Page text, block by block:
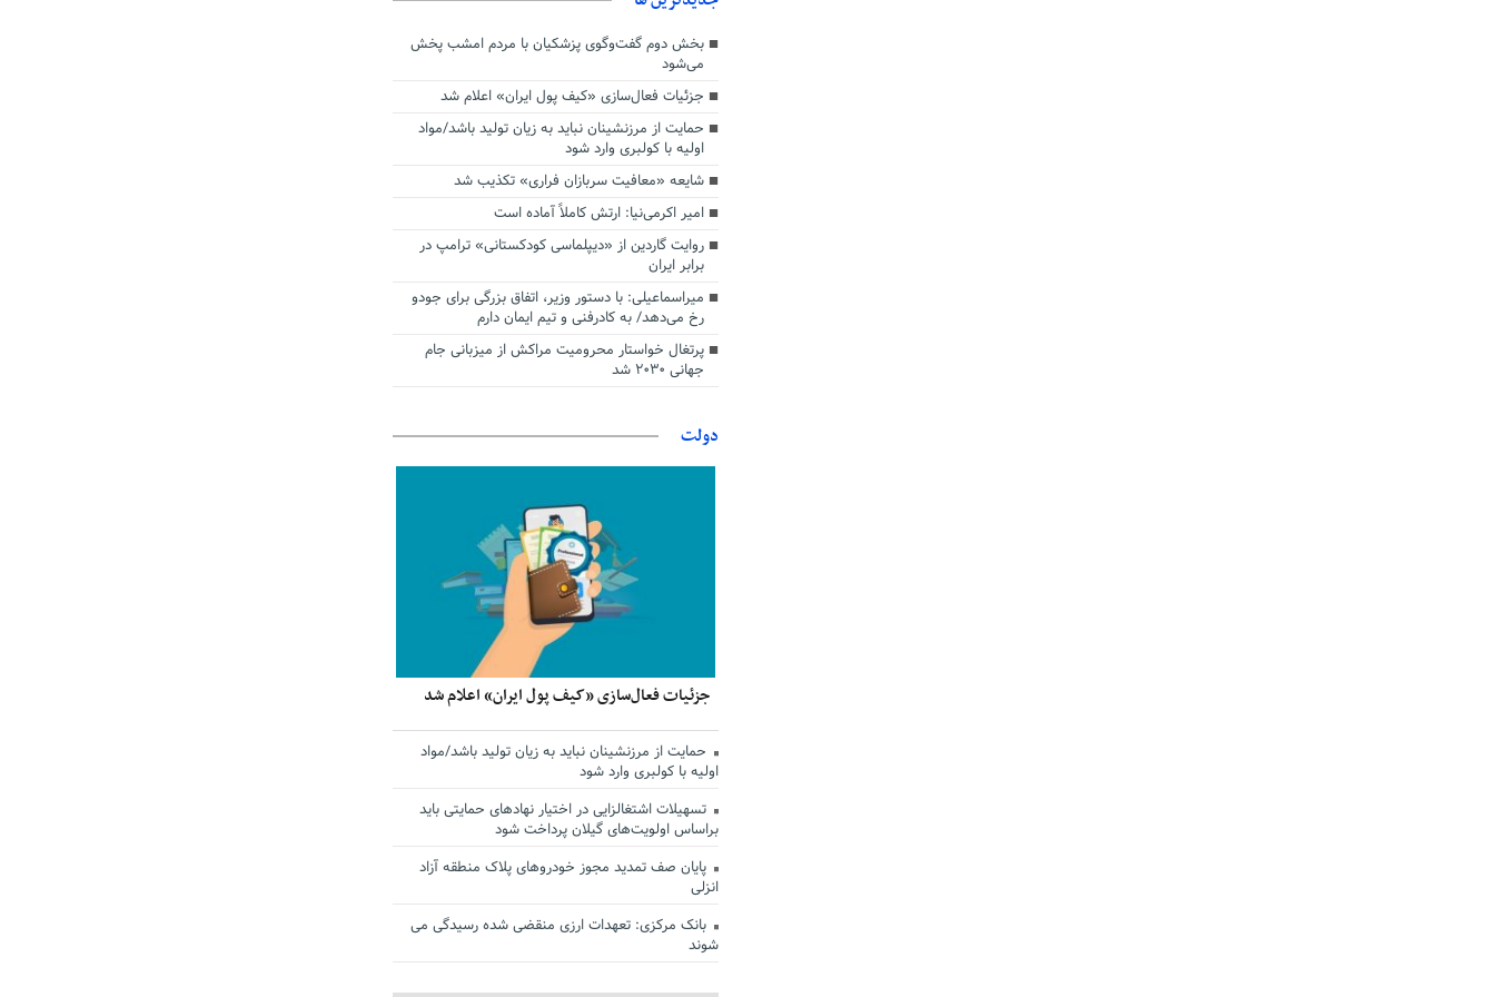
بخش دوم گفت‌وگوی پزشکیان با مردم امشب پخش
می‌شود
جزئیات فعال‌سازی «کیف پول ایران» اعلام شد
حمایت از مرزنشینان نباید به زیان تولید باشد/مواد
اولیه با کولبری وارد شود
شایعه «معافیت سربازان فراری» تکذیب شد
امیر اکرمی‌نیا: ارتش کاملاً آماده است
روایت گاردین از «دیپلماسی کودکستانی» ترامپ در
برابر ایران
میراسماعیلی: با دستور وزیر، اتفاق بزرگی برای جودو
رخ می‌دهد/ به کادرفنی و تیم ایمان دارم
پرتغال خواستار محرومیت مراکش از میزبانی جام
جهانی ۲۰۳۰ شد
دولت
جزئیات فعال‌سازی «کیف پول ایران» اعلام شد
حمایت از مرزنشینان نباید به زیان تولید باشد/مواد
اولیه با کولبری وارد شود
تسهیلات اشتغالزایی در اختیار نهادهای حمایتی باید
براساس اولویت‌های گیلان پرداخت شود
پایان صف تمدید مجوز خودروهای پلاک منطقه آزاد
انزلی
بانک مرکزی: تعهدات ارزی منقضی شده رسیدگی می
شوند